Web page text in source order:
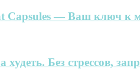
Capsules — Ваш ключ к
Без стрессов,